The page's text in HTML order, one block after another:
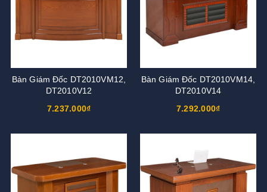
Bàn Giám Đốc DT2010VM12,
DT2010V12
7.237.000₫
Bàn Giám Đốc DT2010VM14,
DT2010V14
7.292.000₫